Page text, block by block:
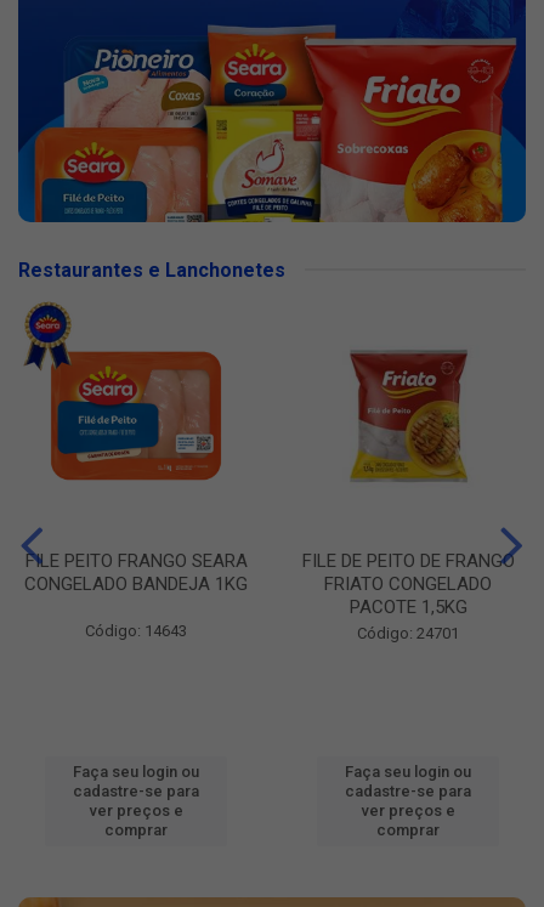
Restaurantes e Lanchonetes
FILE PEITO FRANGO SEARA
CONGELADO BANDEJA 1KG
Código: 14643
Faça seu login ou
cadastre-se para
ver preços e
comprar
FILE DE PEITO DE FRANGO
FRIATO CONGELADO
PACOTE 1,5KG
Código: 24701
Faça seu login ou
cadastre-se para
ver preços e
comprar